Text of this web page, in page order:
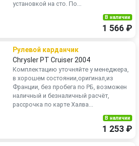
установкой на сто. По...
В наличии
1 566 ₽
Рулевой карданчик
Chrysler PT Cruiser 2004
Комплектацию уточняйте у менеджера,
в хорошем состоянии,оригинал,из
Франции, без пробега по РБ, возможен
наличный и безналичный расчёт,
рассрочка по карте Халва...
В наличии
1 253 ₽